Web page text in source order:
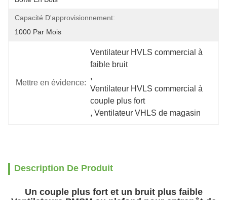
Capacité D'approvisionnement:
1000 Par Mois
Mettre en évidence:
Ventilateur HVLS commercial à
faible bruit
,
Ventilateur HVLS commercial à
couple plus fort
, Ventilateur VHLS de magasin
Description De Produit
Un couple plus fort et un bruit plus faible